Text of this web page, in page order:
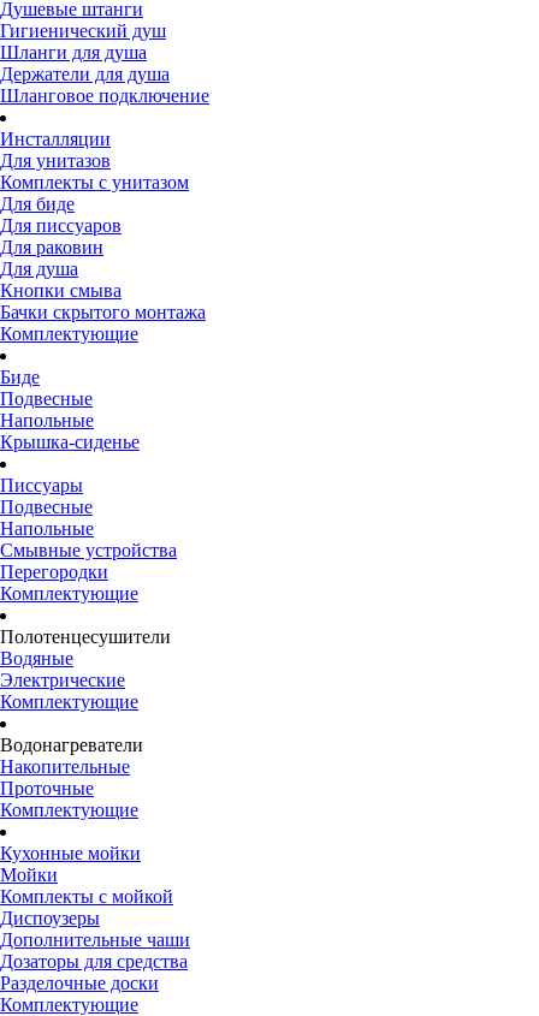
Душевые штанги
Гигиенический душ
Шланги для душа
Держатели для душа
Шланговое подключение
Инсталляции
Для унитазов
Комплекты с унитазом
Для биде
Для писсуаров
Для раковин
Для душа
Кнопки смыва
Бачки скрытого монтажа
Комплектующие
Биде
Подвесные
Напольные
Крышка-сиденье
Писсуары
Подвесные
Напольные
Смывные устройства
Перегородки
Комплектующие
Полотенцесушители
Водяные
Электрические
Комплектующие
Водонагреватели
Накопительные
Проточные
Комплектующие
Кухонные мойки
Мойки
Комплекты с мойкой
Диспоузеры
Дополнительные чаши
Дозаторы для средства
Разделочные доски
Комплектующие